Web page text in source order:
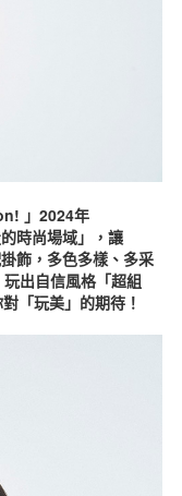
」2024年
時尚場域」，讓
飾，多色多樣、多采
出自信風格「超組
「玩美」的期待！